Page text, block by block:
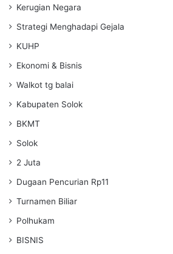
Kerugian Negara
Strategi Menghadapi Gejala
KUHP
Ekonomi & Bisnis
Walkot tg balai
Kabupaten Solok
BKMT
Solok
2 Juta
Dugaan Pencurian Rp11
Turnamen Biliar
Polhukam
BISNIS